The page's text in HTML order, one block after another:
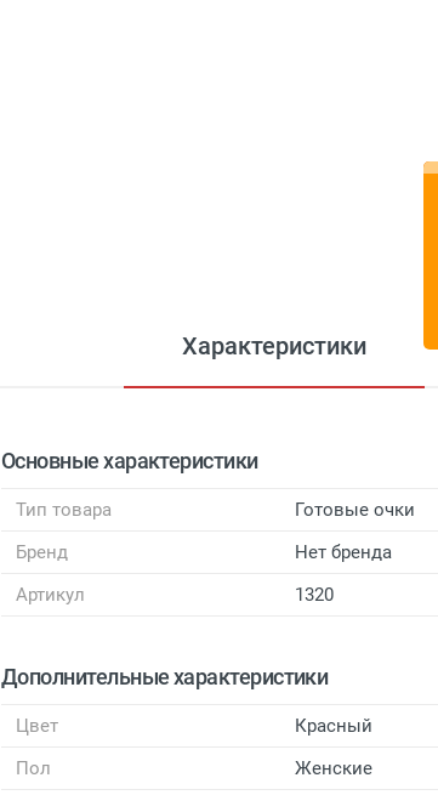
Характеристики
Основные характеристики
Тип товара
Готовые очки
Бренд
Нет бренда
Артикул
1320
Дополнительные характеристики
Цвет
Красный
Пол
Женские